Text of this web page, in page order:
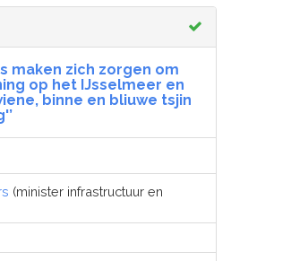
maken zich zorgen om
op het IJsselmeer en
binne en bliuwe tsjin
(minister infrastructuur en